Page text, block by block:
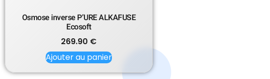
Osmose inverse P’URE ALKAFUSE
Ecosoft
269.90 €
Ajouter au panier